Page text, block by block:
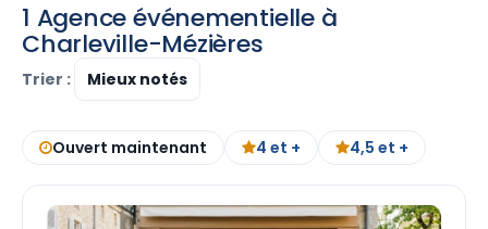
1 Agence événementielle à
Charleville-Mézières
Trier :
Ouvert maintenant 4 et + 4,5 et +